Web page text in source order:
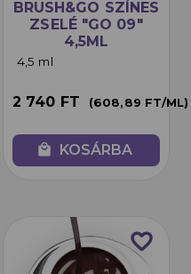
BRUSH&GO SZÍNES
ZSELÉ "GO 09"
4,5ML
4,5 ml
2 740 FT (608,89 FT/ML)
local_mall KOSÁRBA
favorite_border